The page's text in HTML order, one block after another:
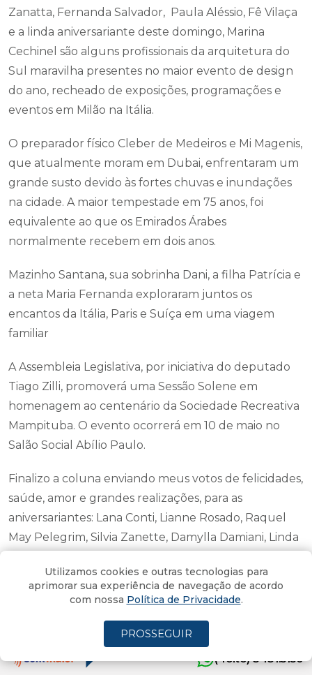
Zanatta, Fernanda Salvador, Paula Aléssio, Fê Vilaça
e a linda aniversariante deste domingo, Marina
Cechinel são alguns profissionais da arquitetura do
Sul maravilha presentes no maior evento de design
do ano, recheado de exposições, programações e
eventos em Milão na Itália.
O preparador físico Cleber de Medeiros e Mi Magenis,
que atualmente moram em Dubai, enfrentaram um
grande susto devido às fortes chuvas e inundações
na cidade. A maior tempestade em 75 anos, foi
equivalente ao que os Emirados Árabes
normalmente recebem em dois anos.
Mazinho Santana, sua sobrinha Dani, a filha Patrícia e
a neta Maria Fernanda exploraram juntos os
encantos da Itália, Paris e Suíça em uma viagem
familiar
A Assembleia Legislativa, por iniciativa do deputado
Tiago Zilli, promoverá uma Sessão Solene em
homenagem ao centenário da Sociedade Recreativa
Mampituba. O evento ocorrerá em 10 de maio no
Salão Social Abílio Paulo.
Finalizo a coluna enviando meus votos de felicidades,
saúde, amor e grandes realizações, para as
aniversariantes: Lana Conti, Lianne Rosado, Raquel
May Pelegrim, Silvia Zanette, Damylla Damiani, Linda
Aléssio, Ginha Martins, Gabi Recco, além de, Max
Oliveira, Jorge Zanatta e Paulo Monteiro.
"Não há nada que não se consiga com a
força de vontade, a bondade e, principalmente, com
o amor" (Cícero)
(4oito) 3431.5150
Utilizamos cookies e outras tecnologias para
aprimorar sua experiência de navegação de acordo
com nossa Política de Privacidade.
PROSSEGUIR